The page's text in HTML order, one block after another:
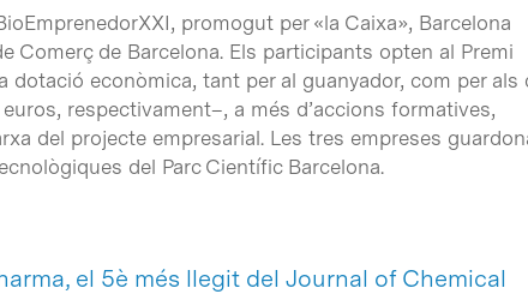
promogut per «la Caixa», Barcelona
Comerç de Barcelona. Els participants opten al Premi
dotació econòmica, tant per al guanyador, com per als
respectivament–, a més d’accions formatives,
del projecte empresarial. Les tres empreses
del Parc Científic Barcelona.
el 5è més llegit del Journal of Chemical